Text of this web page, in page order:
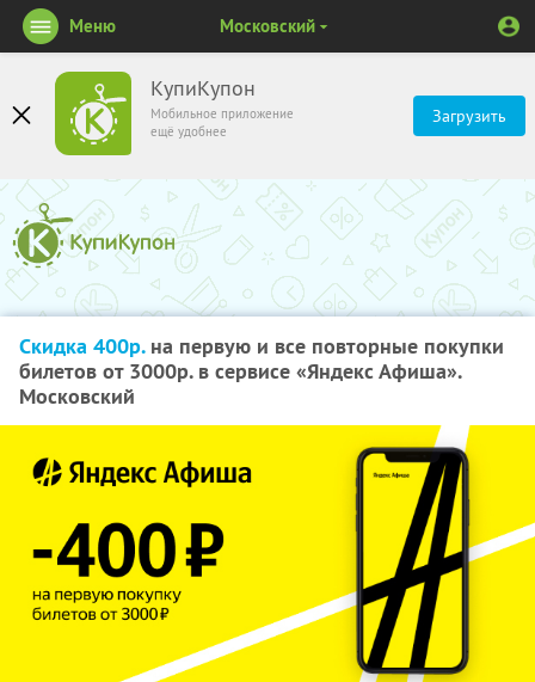
КупиКупон
Мобильное приложение
ещё удобнее
Загрузить
Меню Московский
Скидка 400р.на первую и все повторные покупки
билетов от 3000р. в сервисе «Яндекс Афиша».
Московский